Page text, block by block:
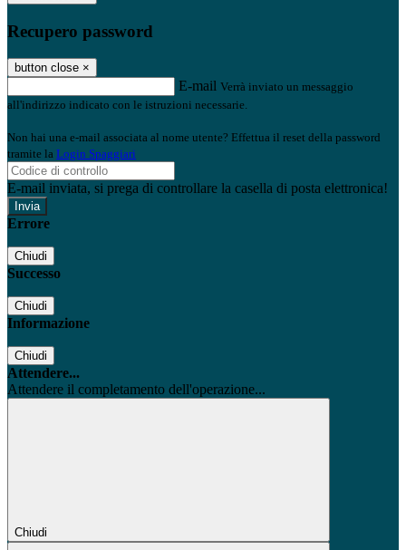
Recupero password
button close ×
E-mail Verrà inviato un messaggio
all'indirizzo indicato con le istruzioni necessarie.
Non hai una e-mail associata al nome utente? Effettua il reset della password
tramite la Login Spaggiari
E-mail inviata, si prega di controllare la casella di posta elettronica!
Errore
Chiudi
Successo
Chiudi
Informazione
Chiudi
Attendere...
Attendere il completamento dell'operazione...
Chiudi